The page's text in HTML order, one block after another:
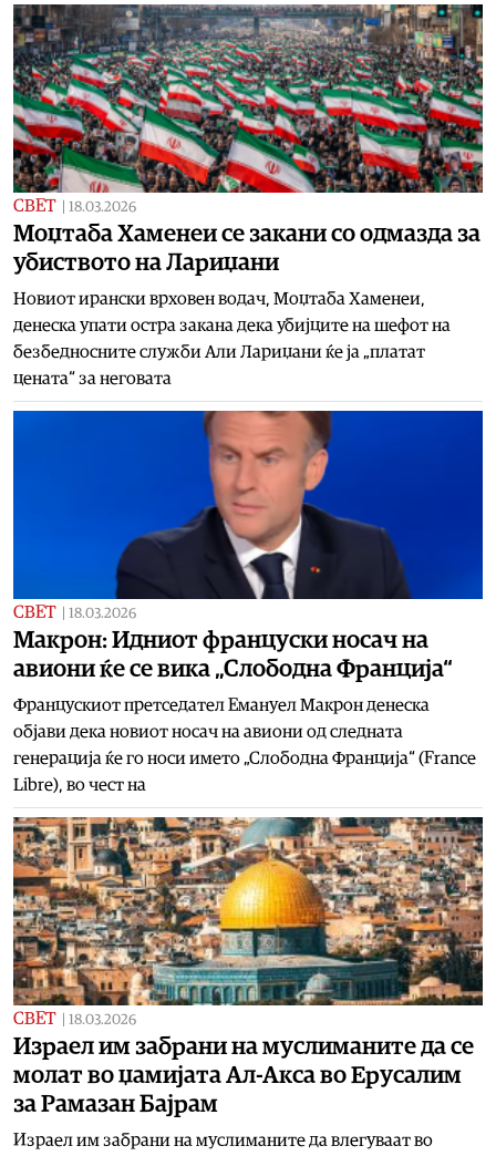
СВЕТ 18.03.2026
Моџтаба Хаменеи се закани со одмазда за
убиството на Лариџани
Новиот ирански врховен водач, Моџтаба Хаменеи,
денеска упати остра закана дека убијците на шефот на
безбедносните служби Али Лариџани ќе ја „платат
цената“ за неговата
СВЕТ 18.03.2026
Макрон: Идниот француски носач на
авиони ќе се вика „Слободна Франција“
Францускиот претседател Емануел Макрон денеска
објави дека новиот носач на авиони од следната
генерација ќе го носи името „Слободна Франција“ (France
Libre), во чест на
СВЕТ 18.03.2026
Израел им забрани на муслиманите да се
молат во џамијата Ал-Акса во Ерусалим
за Рамазан Бајрам
Израел им забрани на муслиманите да влегуваат во